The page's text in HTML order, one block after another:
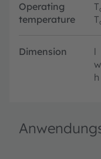
Operating
temperature
T
T
Dimension l
w
h